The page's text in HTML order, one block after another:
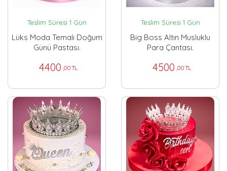
Teslim Süresi 1 Gün
Lüks Moda Temalı Doğum
Günü Pastası.
4400 ,00 TL
Teslim Süresi 1 Gün
Big Boss Altın Musluklu
Para Çantası.
4500 ,00 TL